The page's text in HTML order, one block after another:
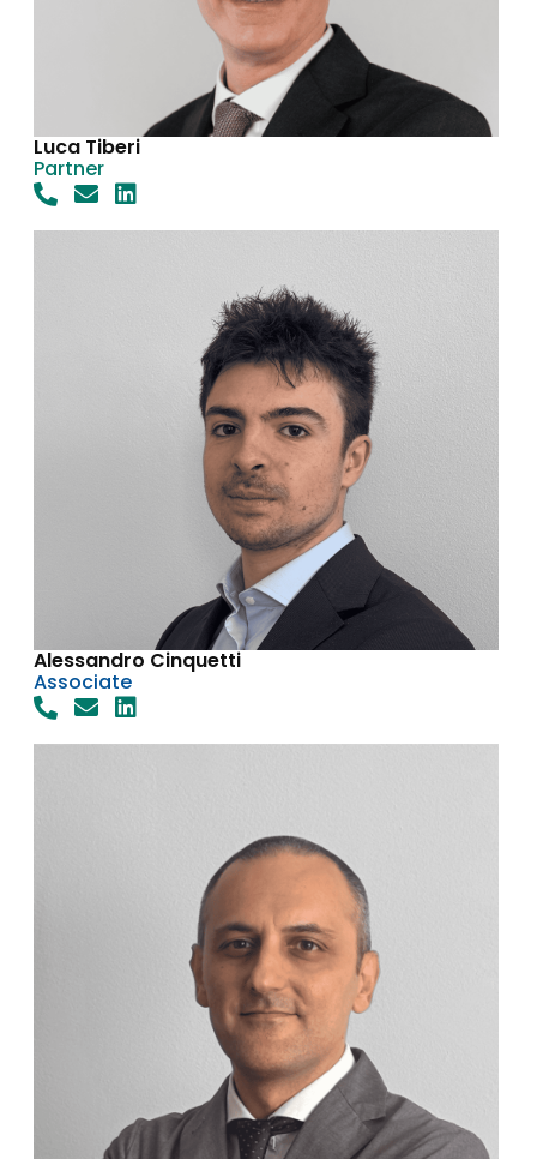
Luca Tiberi
Partner
Alessandro Cinquetti
Associate